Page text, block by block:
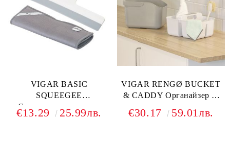
VIGAR BASIC
SQUEEGEE
Стъклочистачка с две
закачалки и микрофибърна
€13.29 25.99лв.
VIGAR RENGØ BUCKET
& CADDY Органайзер за
€30.17 59.01лв.